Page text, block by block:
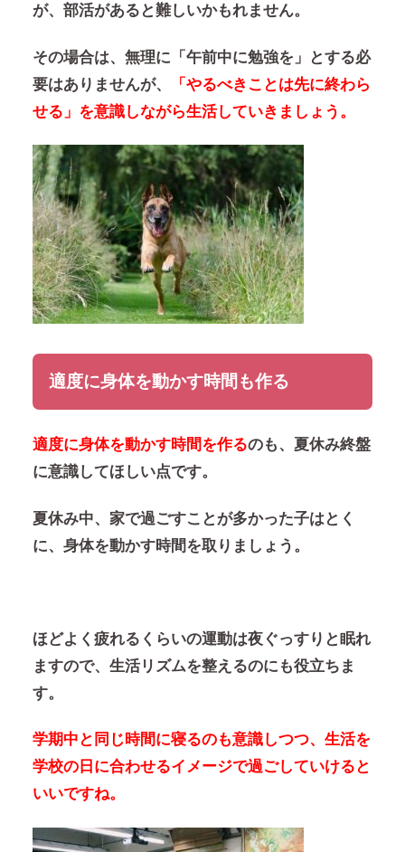
が、部活があると難しいかもれません。
その場合は、無理に「午前中に勉強を」とする必
要はありませんが、
「やるべきことは先に終わら
せる」を意識しながら生活していきましょう。
適度に身体を動かす時間も作る
適度に身体を動かす時間を作るのも、夏休み終盤
に意識してほしい点です。
夏休み中、家で過ごすことが多かった子はとく
に、身体を動かす時間を取りましょう。
ほどよく疲れるくらいの運動は夜ぐっすりと眠れ
ますので、生活リズムを整えるのにも役立ちま
す。
学期中と同じ時間に寝るのも意識しつつ、生活を
学校の日に合わせるイメージで過ごしていけると
いいですね。